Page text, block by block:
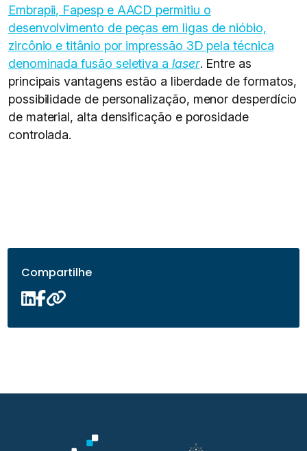
Embrapii, Fapesp e AACD permitiu o
desenvolvimento de peças em ligas de nióbio,
zircônio e titânio por impressão 3D pela técnica
denominada fusão seletiva a laser. Entre as
principais vantagens estão a liberdade de formatos,
possibilidade de personalização, menor desperdício
de material, alta densificação e porosidade
controlada.
Compartilhe